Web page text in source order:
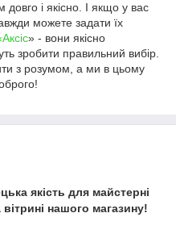
довго і якісно. І якщо у вас
можете задати їх
» - вони якісно
зробити правильний вибір.
з розумом, а ми в цьому
якість для майстерні
нашого магазину!